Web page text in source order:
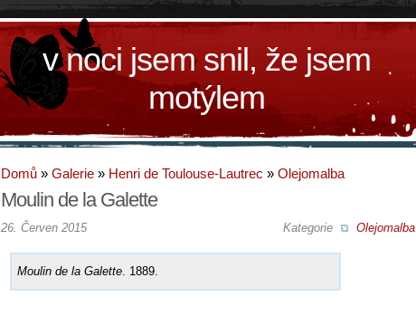
v noci jsem snil, že jsem
motýlem
Domů » Galerie » Henri de Toulouse-Lautrec » Olejomalba
Moulin de la Galette
Kategorie Olejomalba
26. Červen 2015
Moulin de la Galette . 1889.